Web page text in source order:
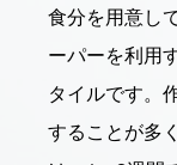
食分を用意し
ーパーを利用
タイルです。
することが多